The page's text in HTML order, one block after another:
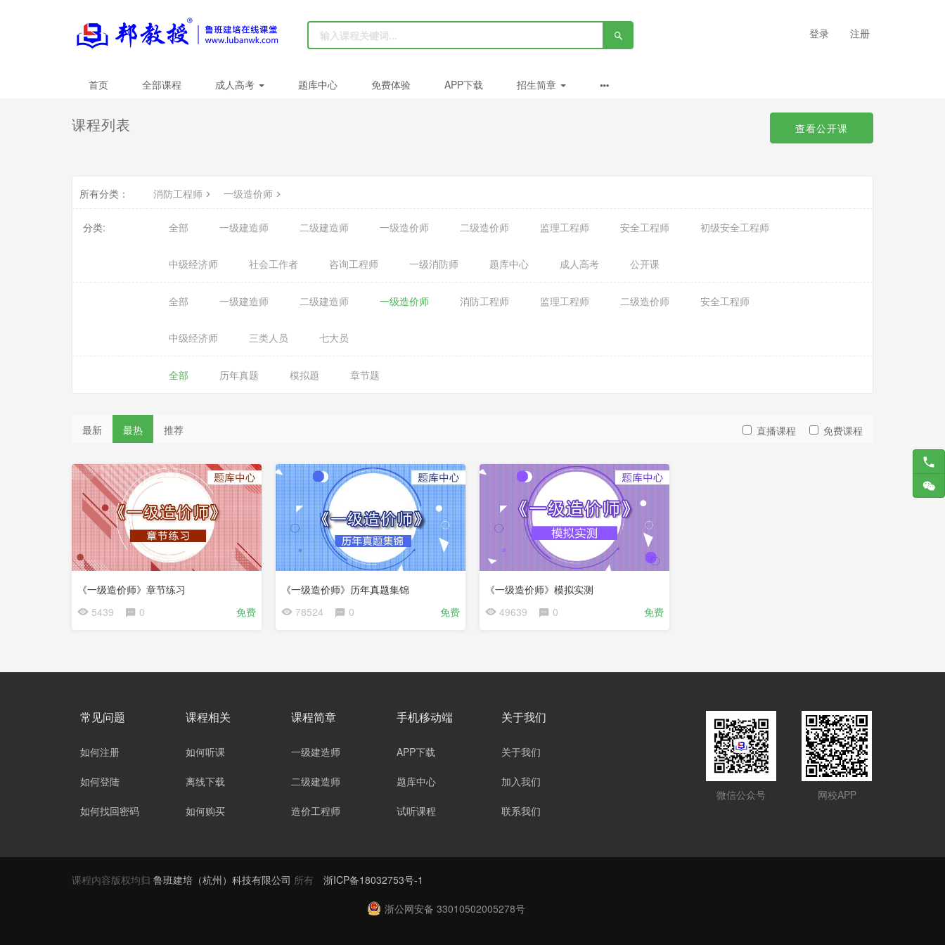
登录 注册
首页 全部课程 成人高考 题库中心 免费体验 APP下载 招生简章
课程列表 查看公开课
所有分类： 消防工程师 一级造价师
分类: 全部 一级建造师 二级建造师 一级造价师 二级造价师 监理工程师 安全工程师 初级安全工程师
中级经济师 社会工作者 咨询工程师 一级消防师 题库中心 成人高考 公开课
全部 一级建造师 二级建造师 一级造价师 消防工程师 监理工程师 二级造价师 安全工程师
中级经济师 三类人员 七大员
全部 历年真题 模拟题 章节题
最新 最热 推荐 直播课程 免费课程
《一级造价师》章节练习
5439
0 免费
《一级造价师》历年真题集锦
78524
0 免费
《一级造价师》模拟实测
49639
0 免费
常见问题
如何注册
如何登陆
如何找回密码
课程相关
如何听课
离线下载
如何购买
课程简章
一级建造师
二级建造师
造价工程师
手机移动端
APP下载
题库中心
试听课程
关于我们
关于我们
加入我们
联系我们
微信公众号 网校APP
课程内容版权均归 鲁班建培（杭州）科技有限公司 所有 浙ICP备18032753号-1
浙公网安备 33010502005278号